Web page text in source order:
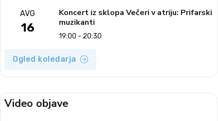
AVG
16
Koncert iz sklopa Večeri v atriju: Prifarski
muzikanti
19:00 - 20:30
Ogled koledarja
Video objave